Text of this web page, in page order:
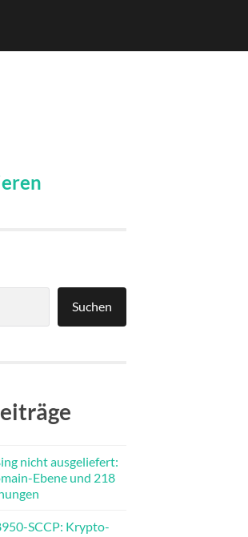
Suchen
nicht ausgeliefert:
Ebene und 218
SCCP: Krypto-